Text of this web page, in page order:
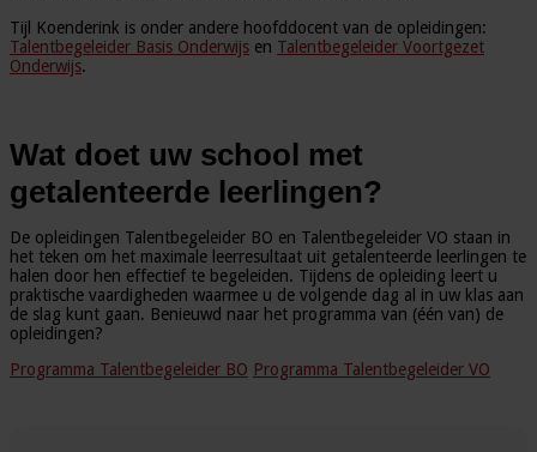
Tijl Koenderink is onder andere hoofddocent van de opleidingen:
Talentbegeleider Basis Onderwijs en Talentbegeleider Voortgezet
Onderwijs.
Wat doet uw school met
getalenteerde leerlingen?
De opleidingen Talentbegeleider BO en Talentbegeleider VO staan in
het teken om het maximale leerresultaat uit getalenteerde leerlingen te
halen door hen effectief te begeleiden. Tijdens de opleiding leert u
praktische vaardigheden waarmee u de volgende dag al in uw klas aan
de slag kunt gaan. Benieuwd naar het programma van (één van) de
opleidingen?
Programma Talentbegeleider BO Programma Talentbegeleider VO